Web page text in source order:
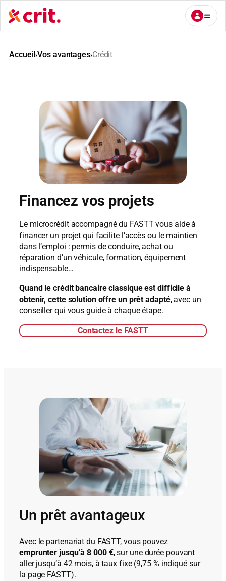
Aller
au
contenu
Accueil›Vos avantages›Crédit
Financez vos projets
Le microcrédit accompagné du FASTT vous aide à
financer un projet qui facilite l’accès ou le maintien
dans l’emploi : permis de conduire, achat ou
réparation d’un véhicule, formation, équipement
indispensable…
Quand le crédit bancaire classique est difficile à
obtenir, cette solution offre un prêt adapté, avec un
conseiller qui vous guide à chaque étape.
Contactez le FASTT
Un prêt avantageux
Avec le partenariat du FASTT, vous pouvez
emprunter jusqu’à 8 000 €, sur une durée pouvant
aller jusqu’à 42 mois, à taux fixe (9,75 % indiqué sur
la page FASTT).